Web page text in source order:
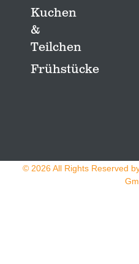
Kuchen
&
Teilchen
Frühstücke
© 2026 All Rights Reserved